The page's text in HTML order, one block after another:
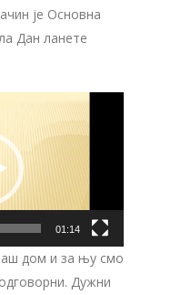
је Основна
Дан ланете
01:14
дом и за њу смо
Дужни